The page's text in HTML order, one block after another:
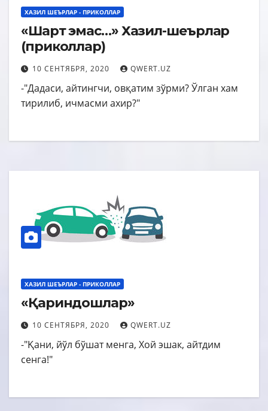
ХАЗИЛ ШЕЪРЛАР - ПРИКОЛЛАР
«Шарт эмас…» Хазил-шеърлар
(приколлар)
10 СЕНТЯБРЯ, 2020 QWERT.UZ
-"Дадаси, айтингчи, овқатим зўрми? Ўлган хам
тирилиб, ичмасми ахир?"
ХАЗИЛ ШЕЪРЛАР - ПРИКОЛЛАР
«Қариндошлар»
10 СЕНТЯБРЯ, 2020 QWERT.UZ
-"Қани, йўл бўшат менга, Хой эшак, айтдим
сенга!"